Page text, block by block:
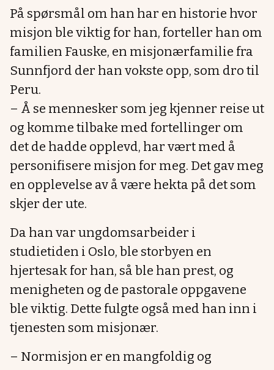
På spørsmål om han har en historie hvor
misjon ble viktig for han, forteller han om
familien Fauske, en misjonærfamilie fra
Sunnfjord der han vokste opp, som dro til
Peru.
– Å se mennesker som jeg kjenner reise ut
og komme tilbake med fortellinger om
det de hadde opplevd, har vært med å
personifisere misjon for meg. Det gav meg
en opplevelse av å være hekta på det som
skjer der ute.
Da han var ungdomsarbeider i
studietiden i Oslo, ble storbyen en
hjertesak for han, så ble han prest, og
menigheten og de pastorale oppgavene
ble viktig. Dette fulgte også med han inn i
tjenesten som misjonær.
– Normisjon er en mangfoldig og